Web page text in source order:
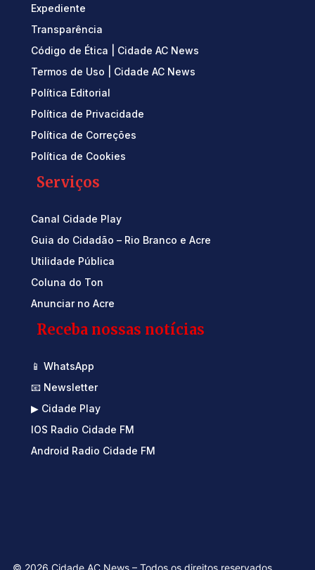
Expediente
Transparência
Código de Ética | Cidade AC News
Termos de Uso | Cidade AC News
Política Editorial
Política de Privacidade
Política de Correções
Política de Cookies
Serviços
Canal Cidade Play
Guia do Cidadão – Rio Branco e Acre
Utilidade Pública
Coluna do Ton
Anunciar no Acre
Receba nossas notícias
📱 WhatsApp
📧 Newsletter
▶ Cidade Play
IOS Radio Cidade FM
Android Radio Cidade FM